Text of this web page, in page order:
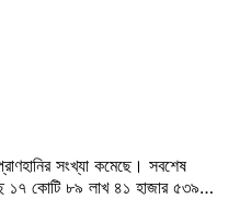
সংখ্যা কমেছে। সবশেষ
১৭ কোটি ৮৯ লাখ ৪১ হাজার ৫৩৯…